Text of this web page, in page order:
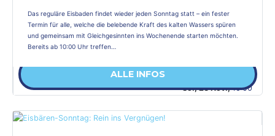
Das reguläre Eisbaden findet wieder jeden Sonntag statt – ein fester
Termin für alle, welche die belebende Kraft des kalten Wassers spüren
und gemeinsam mit Gleichgesinnten ins Wochenende starten möchten.
Bereits ab 10:00 Uhr treffen…
So., 23 Nov.,10:00
ALLE INFOS